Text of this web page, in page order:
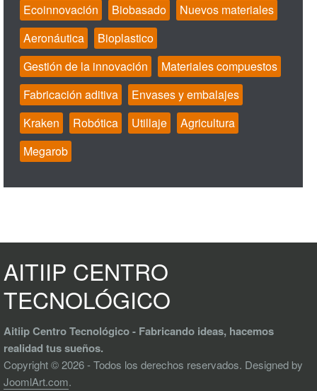
Ecoinnovación
Biobasado
Nuevos materiales
Aeronáutica
Bioplastico
Gestión de la innovación
Materiales compuestos
Fabricación aditiva
Envases y embalajes
Kraken
Robótica Utillaje
Agricultura
Megarob
AITIIP CENTRO
TECNOLÓGICO
Aitiip Centro Tecnológico - Fabricando ideas, hacemos
realidad tus sueños.
Copyright © 2026 - Todos los derechos reservados. Designed by
JoomlArt.com.